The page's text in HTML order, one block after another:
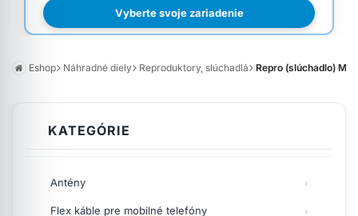
Vyberte svoje zariadenie
Eshop Náhradné diely Reproduktory, slúchadlá Repro (slúchadlo)
KATEGÓRIE
Antény
Flex káble pre mobilné telefóny